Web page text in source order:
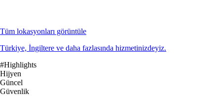
Tüm lokasyonları görüntüle
Türkiye, İngiltere ve daha fazlasında hizmetinizdeyiz.
#Highlights
Hijyen
Güncel
Güvenlik